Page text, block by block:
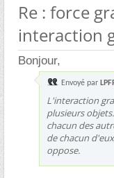
Re : force
interaction
Bonjour,
Envoyé par
L'interaction
plusieurs
chacun des
de chacun
oppose.